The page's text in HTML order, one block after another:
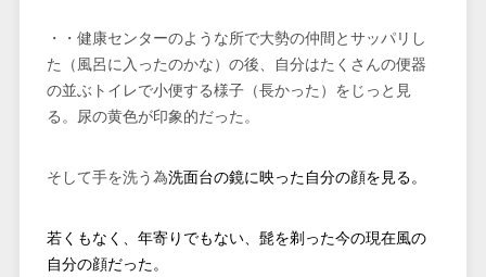
・・健康センターのような所で大勢の仲間とサッパリし
た（風呂に入ったのかな）の後、自分はたくさんの便器
の並ぶトイレで小便する様子（長かった）をじっと見
る。尿の黄色が印象的だった。
そして手を洗う為洗面台の鏡に映った自分の顔を見る。
若くもなく、年寄りでもない、髭を剃った今の現在風の
自分の顔だった。